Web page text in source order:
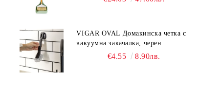
VIGAR OVAL Домакинска четка с
вакуумна закачалка, черен
€4.55 8.90лв.